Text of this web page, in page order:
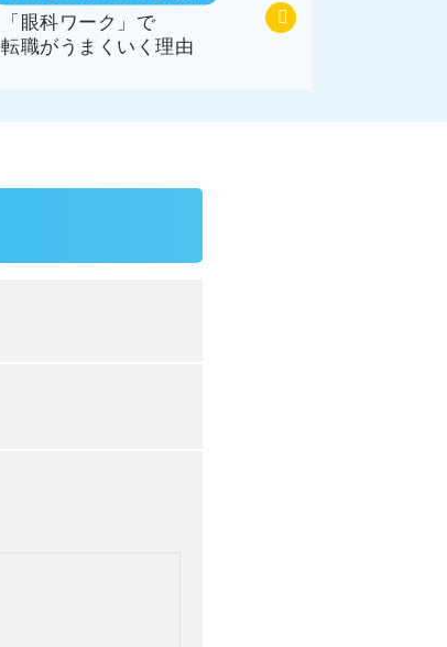
「眼科ワーク」で
転職がうまくいく理由